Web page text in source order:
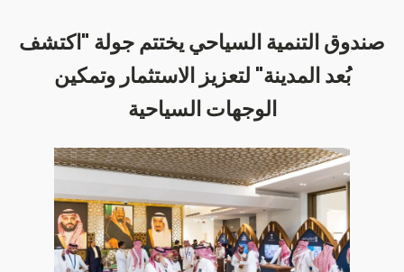
صندوق التنمية السياحي يختتم جولة "اكتشف
بُعد المدينة" لتعزيز الاستثمار وتمكين
الوجهات السياحية